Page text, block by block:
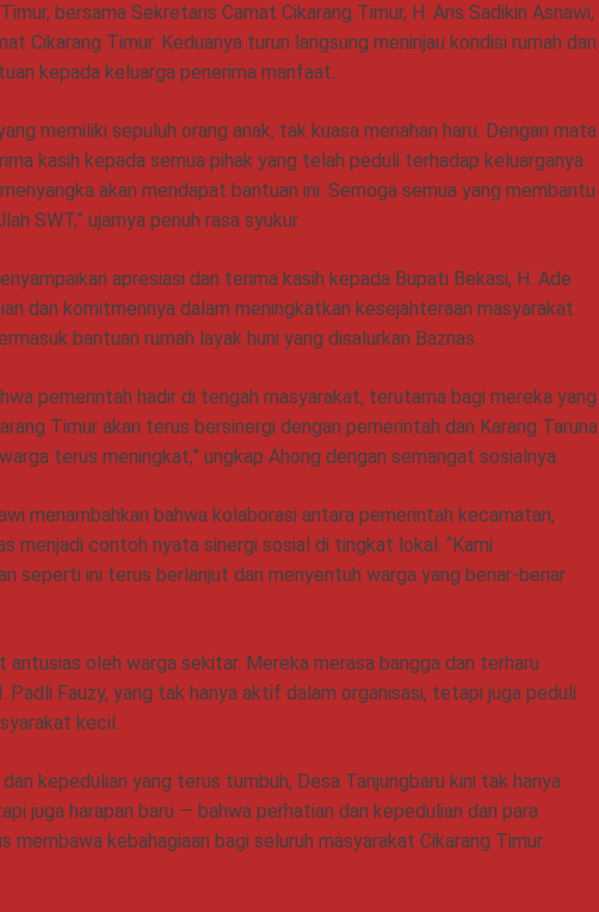
bersama Sekretaris Camat Cikarang Timur, H. Aris Sadikin Asnawi,
Cikarang Timur. Keduanya turun langsung meninjau kondisi rumah dan
kepada keluarga penerima manfaat.
memiliki sepuluh orang anak, tak kuasa menahan haru. Dengan mata
kasih kepada semua pihak yang telah peduli terhadap keluarganya.
akan mendapat bantuan ini. Semoga semua yang membantu
SWT,” ujarnya penuh rasa syukur.
apresiasi dan terima kasih kepada Bupati Bekasi, H. Ade
dan komitmennya dalam meningkatkan kesejahteraan masyarakat
bantuan rumah layak huni yang disalurkan Baznas.
pemerintah hadir di tengah masyarakat, terutama bagi mereka yang
Timur akan terus bersinergi dengan pemerintah dan Karang Taruna
terus meningkat,” ungkap Ahong dengan semangat sosialnya.
menambahkan bahwa kolaborasi antara pemerintah kecamatan,
menjadi contoh nyata sinergi sosial di tingkat lokal. “Kami
seperti ini terus berlanjut dan menyentuh warga yang benar-benar
oleh warga sekitar. Mereka merasa bangga dan terharu
Fauzy, yang tak hanya aktif dalam organisasi, tetapi juga peduli
kecil.
kepedulian yang terus tumbuh, Desa Tanjungbaru kini tak hanya
juga harapan baru — bahwa perhatian dan kepedulian dari para
membawa kebahagiaan bagi seluruh masyarakat Cikarang Timur.